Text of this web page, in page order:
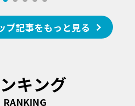
プ記事をもっと見る
キング
RANKING